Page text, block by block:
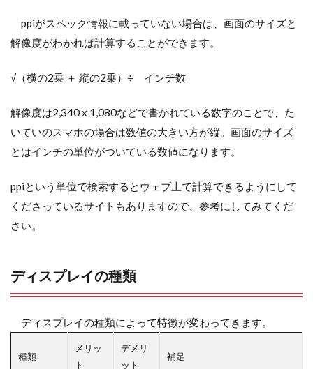
ppiがスペック情報に載っていない場合は、画面のサイズと
解像度がわかれば計算することができます。
√（横の2乗 ＋ 縦の2乗）÷ インチ数
解像度は2,340 x 1,080などで書かれている数字のことで、た
いていのスマホの場合は数値の大きい方が縦。画面のサイズ
とはインチの単位がついている数値になります。
ppiという単位で検索するとウェブ上で計算できるようにして
くださっているサイトもありますので、参考にしてみてくだ
さい。
ディスプレイの種類
ディスプレイの種類によって特徴が変わってきます。
種類
メリッ
ト
デメリ
ット
補足